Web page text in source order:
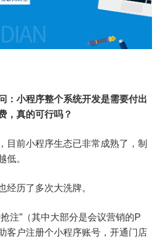
：小程序整个系统开发是需要付出
，真的可行吗？
目前小程序生态已非常成熟了，制
低。
经历了多次大洗牌。
注”（其中大部分是会议营销的P
客户注册个小程序账号，开通门店